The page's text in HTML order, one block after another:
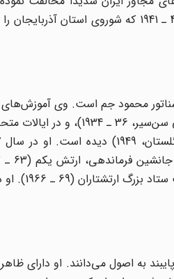
بوده اظهار داشته است که این کشور، ایران را در
متولد شد. او پسر سناتور محمود جم است.
به اصول مى‌دانند. او داراى